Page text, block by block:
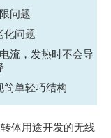
问题
化问题
流，发热时不会导
简单轻巧结构
体用途开发的无线